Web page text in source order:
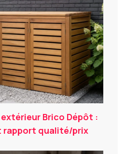
Brico Dépôt :
rapport qualité/prix